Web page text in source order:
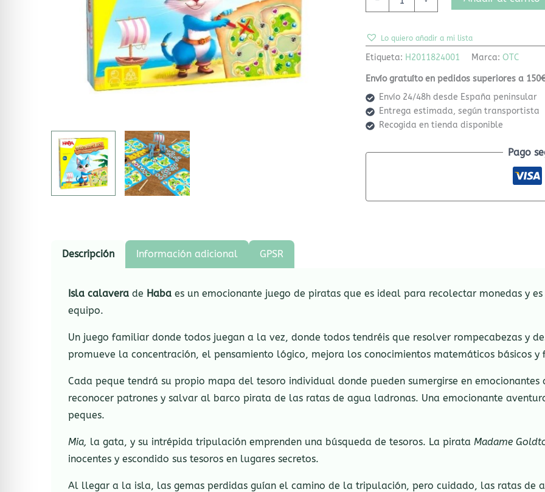
Lo quiero añadir a mi lista
Etiqueta: H2011824001 Marca:OTC
Envío gratuíto en pedidos superiores a
Envío 24/48h desde España peninsular
Entrega estimada, según transportista
Recogida en tienda disponible
Pago
Descripción Información adicional GPSR
Isla calavera de Haba es un emocionante juego de piratas que es ideal para recolectar monedas y
equipo.
Un juego familiar donde todos juegan a la vez, donde todos tendréis que resolver rompecabezas y
promueve la concentración, el pensamiento lógico, mejora los conocimientos matemáticos básicos
Cada peque tendrá su propio mapa del tesoro individual donde pueden sumergirse en emocionantes
reconocer patrones y salvar al barco pirata de las ratas de agua ladronas. Una emocionante
peques.
Mia, la gata, y su intrépida tripulación emprenden una búsqueda de tesoros. La pirata Madame
inocentes y escondido sus tesoros en lugares secretos.
Al llegar a la isla, las gemas perdidas guían el camino de la tripulación, pero cuidado, las ratas de